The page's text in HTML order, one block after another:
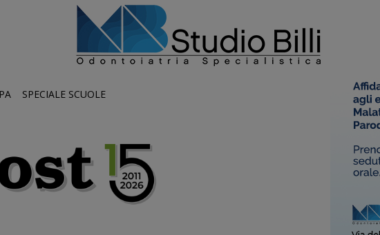
SPECIALE SCUOLE